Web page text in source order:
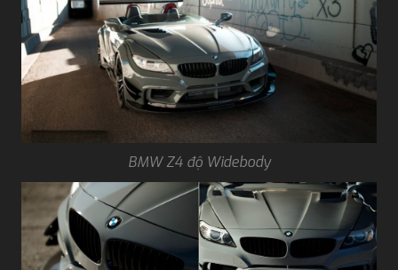
BMW Z4 độ Widebody